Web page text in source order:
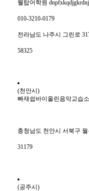
웰탑어학원
010-3210-0179
전라남도 나주시 그린로
58325
(천안시)
빠재쉽바이올린음악교습
충청남도 천안시 서북구
31179
(공주시)